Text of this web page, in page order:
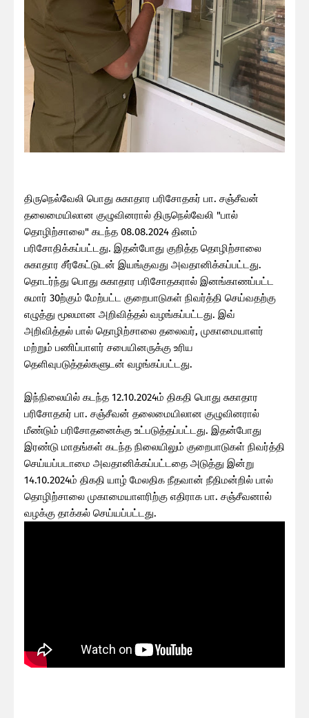
திருநெல்வேலி பொது சுகாதார பரிசோதகர் பா. சஞ்சீவன்
தலைமையிலான குழுவினரால் திருநெல்வேலி "பால்
தொழிற்சாலை" கடந்த 08.08.2024 தினம்
பரிசோதிக்கப்பட்டது. இதன்போது குறித்த தொழிற்சாலை
சுகாதார சீர்கேட்டுடன் இயங்குவது அவதானிக்கப்பட்டது.
தொடர்ந்து பொது சுகாதார பரிசோதகரால் இனங்காணப்பட்ட
சுமார் 30ற்கும் மேற்பட்ட குறைபாடுகள் நிவர்த்தி செய்வதற்கு
எழுத்து மூலமான அறிவித்தல் வழங்கப்பட்டது. இவ்
அறிவித்தல் பால் தொழிற்சாலை தலைவர், முகாமையாளர்
மற்றும் பணிப்பாளர் சபையினருக்கு உரிய
தெளிவுபடுத்தல்களுடன் வழங்கப்பட்டது.
இந்நிலையில் கடந்த 12.10.2024ம் திகதி பொது சுகாதார
பரிசோதகர் பா. சஞ்சீவன் தலைமையிலான குழுவினரால்
மீண்டும் பரிசோதனைக்கு உட்படுத்தப்பட்டது. இதன்போது
இரண்டு மாதங்கள் கடந்த நிலையிலும் குறைபாடுகள் நிவர்த்தி
செய்யப்படாமை அவதானிக்கப்பட்டதை அடுத்து இன்று
14.10.2024ம் திகதி யாழ் மேலதிக நீதவான் நீதிமன்றில் பால்
தொழிற்சாலை முகாமையாளரிற்கு எதிராக பா. சஞ்சீவனால்
வழக்கு தாக்கல் செய்யப்பட்டது.